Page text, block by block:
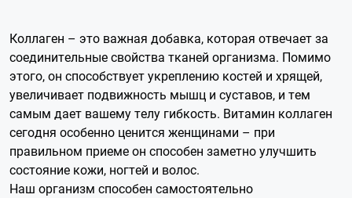
Коллаген – это важная добавка, которая отвечает за
соединительные свойства тканей организма. Помимо
этого, он способствует укреплению костей и хрящей,
увеличивает подвижность мышц и суставов, и тем
самым дает вашему телу гибкость. Витамин коллаген
сегодня особенно ценится женщинами – при
правильном приеме он способен заметно улучшить
состояние кожи, ногтей и волос.
Наш организм способен самостоятельно